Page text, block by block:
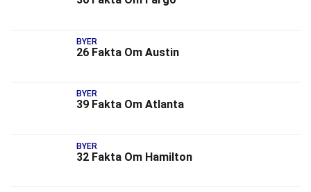
BYER
26 Fakta Om Austin
BYER
39 Fakta Om Atlanta
BYER
32 Fakta Om Hamilton